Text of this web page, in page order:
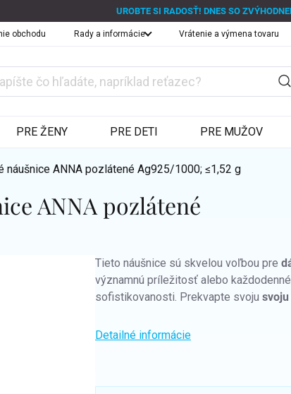
UROBTE SI RADOSŤ! DNES SO
obchodu Rady a informácie Vrátenie a výmena tovaru
PRE ŽENY PRE DETI PRE MUŽOV
náušnice ANNA pozlátenéAg925/1000; ≤1,52 g
ANNA pozlátené
Tieto náušnice sú skvelou voľbou pre
významnú príležitosť alebo
sofistikovanosti. Prekvapte svoju
Detailné informácie